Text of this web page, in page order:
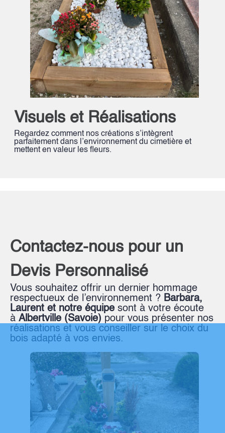
Visuels et Réalisations
Regardez comment nos créations s’intègrent
parfaitement dans l’environnement du cimetière et
mettent en valeur les fleurs.
Contactez-nous pour un
Devis Personnalisé
Vous souhaitez offrir un dernier hommage
respectueux de l’environnement ? Barbara,
Laurent et notre équipe sont à votre écoute
à Albertville (Savoie) pour vous présenter nos
réalisations et vous conseiller sur le choix du
bois adapté à vos envies.